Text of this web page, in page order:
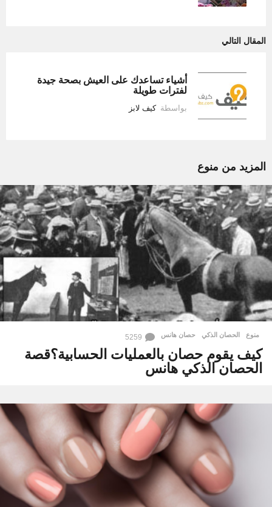
المقال التالي
أشياء تساعدك على العيش بصحة جيدة
لفترات طويلة
بواسطة كيف لابز
المزيد من منوع
منوع الحصان الذكي ,
حصان هانس 5259
كيف يقوم حصان بالعمليات الحسابية؟قصة
الحصان الذكي هانس